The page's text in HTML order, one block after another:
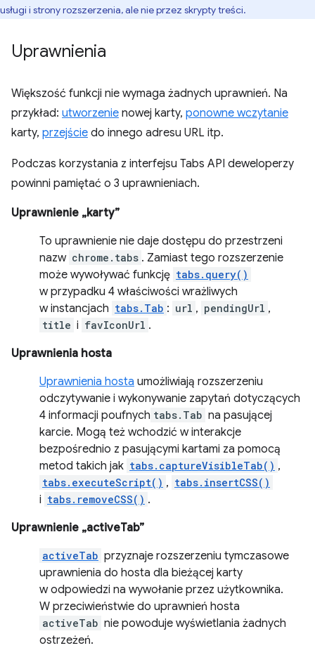
usługi i strony rozszerzenia, ale nie przez skrypty treści.
Uprawnienia
Większość funkcji nie wymaga żadnych uprawnień. Na
przykład: utworzenie nowej karty, ponowne wczytanie
karty, przejście do innego adresu URL itp.
Podczas korzystania z interfejsu Tabs API deweloperzy
powinni pamiętać o 3 uprawnieniach.
Uprawnienie „karty”
To uprawnienie nie daje dostępu do przestrzeni
nazw chrome.tabs . Zamiast tego rozszerzenie
może wywoływać funkcję tabs.query()
w przypadku 4 właściwości wrażliwych
w instancjach tabs.Tab : url , pendingUrl ,
title i favIconUrl .
Uprawnienia hosta
Uprawnienia hosta umożliwiają rozszerzeniu
odczytywanie i wykonywanie zapytań dotyczących
4 informacji poufnych tabs.Tab na pasującej
karcie. Mogą też wchodzić w interakcje
bezpośrednio z pasującymi kartami za pomocą
metod takich jak tabs.captureVisibleTab() ,
tabs.executeScript() , tabs.insertCSS()
i tabs.removeCSS() .
Uprawnienie „activeTab”
activeTab przyznaje rozszerzeniu tymczasowe
uprawnienia do hosta dla bieżącej karty
w odpowiedzi na wywołanie przez użytkownika.
W przeciwieństwie do uprawnień hosta
activeTab nie powoduje wyświetlania żadnych
ostrzeżeń.